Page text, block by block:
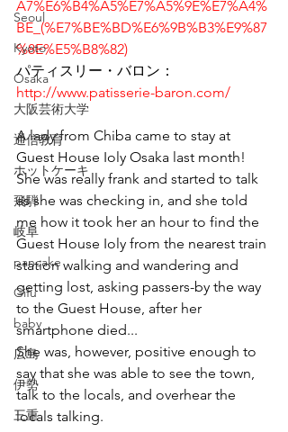
Seoul
Kyoto
Osaka
大阪芸術大学
通信教育
ホットケーキ
飛騨
岐阜
pancake
Gifu
baby
広島
伊勢
三重
A7%E6%B4%A5%E7%A5%9E%E7%A4%
BE_(%E7%BE%BD%E6%9B%B3%E9%87
%8E%E5%B8%82)
パティスリー・バロン：
http://www.patisserie-baron.com/
A lady from Chiba came to stay at
Guest House Ioly Osaka last month!
She was really frank and started to talk
as she was checking in, and she told
me how it took her an hour to find the
Guest House Ioly from the nearest train
station walking and wandering and
getting lost, asking passers-by the way
to the Guest House, after her
smartphone died...
She was, however, positive enough to
say that she was able to see the town,
talk to the locals, and overhear the
locals talking.